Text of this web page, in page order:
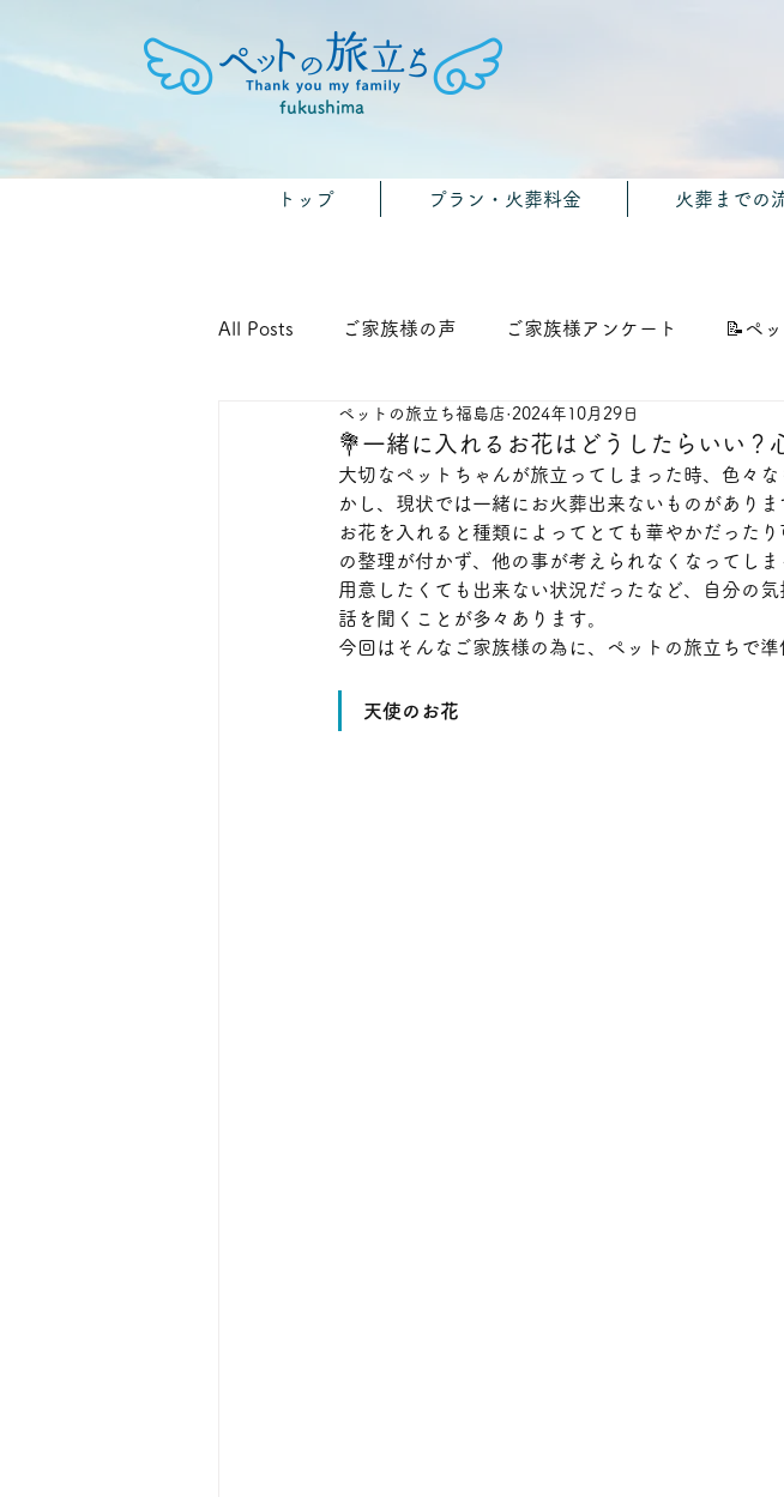
fukushima
トップ プラン・火葬料金 火葬までの
All Posts ご家族様の声 ご家族様アンケート 📝ペ
🐾みんなのおうちのペット供養
💐一緒に入れるお花はどうしたらいい？
ペットの旅立ち福島店 2024年10月29日
大切なペットちゃんが旅立ってしまった時、色々
かし、現状では一緒にお火葬出来ないものがありま
お花を入れると種類によってとても華やかだった
の整理が付かず、他の事が考えられなくなってし
用意したくても出来ない状況だったなど、自分の
話を聞くことが多々あります。
今回はそんなご家族様の為に、ペットの旅立ちで準
天使のお花